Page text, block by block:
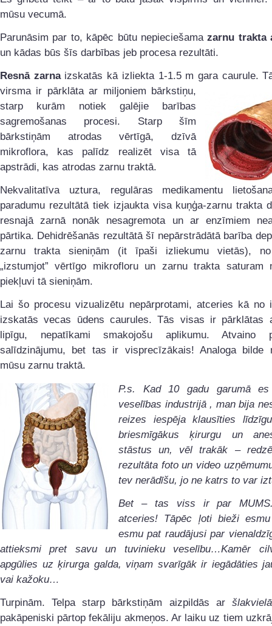
mūsu vecumā.
Parunāsim par to, kāpēc būtu nepieciešamazarnu trakta
un kādas būs šīs darbības jeb procesa rezultāti.
Resnā zarnaizskatās kā izliekta 1-1.5 m gara caurule.
virsma ir pārklāta ar miljoniem bārkstiņu,
starp kurām notiek galējie barības
sagremošanas procesi. Starp šīm
bārkstiņām atrodas vērtīgā, dzīvā
mikroflora, kas palīdz realizēt visa tā
apstrādi, kas atrodas zarnu traktā.
Nekvalitatīva uztura, regulāras medikamentu
paradumu rezultātā tiek izjaukta visa kuņģa-zarnu trakta
resnajā zarnā nonāk nesagremota un ar enzīmiem
pārtika. Dehidrēšanās rezultātā šī nepārstrādātā barība
zarnu trakta sieniņām (it īpaši izliekumu vietās),
„izstumjot” vērtīgo mikrofloru un zarnu trakta saturam
piekļuvi tā sieniņām.
Lai šo procesu vizualizētu nepārprotami, atceries kā no
izskatās vecas ūdens caurules. Tās visas ir pārklātas
lipīgu, nepatīkami smakojošu aplikumu. Atvaino
salīdzinājumu, bet tas ir visprecīzākais! Analoga bilde
mūsu zarnu traktā.
P.s. Kad 10 gadu garumā es
veselības industrijā , man bija
reizes iespēja klausīties
briesmīgākus ķirurgu un
stāstus un, vēl trakāk –
rezultāta foto un video
tev nerādīšu, jo ne katrs to var
Bet – tas viss ir par
atceries! Tāpēc ļoti bieži
esmu pat raudājusi par
attieksmi pret savu un tuvinieku veselību…Kamēr
apgūlies uz ķirurga galda, viņam svarīgāk ir iegādāties
vai kažoku…
Turpinām. Telpa starp bārkstiņām aizpildās ar
pakāpeniski pārtop fekāliju akmeņos. Ar laiku uz tiem